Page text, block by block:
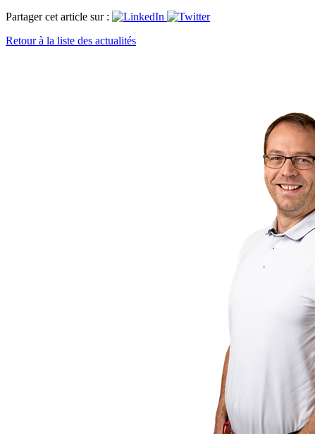
Partager cet article sur :
Retour à la liste des actualités